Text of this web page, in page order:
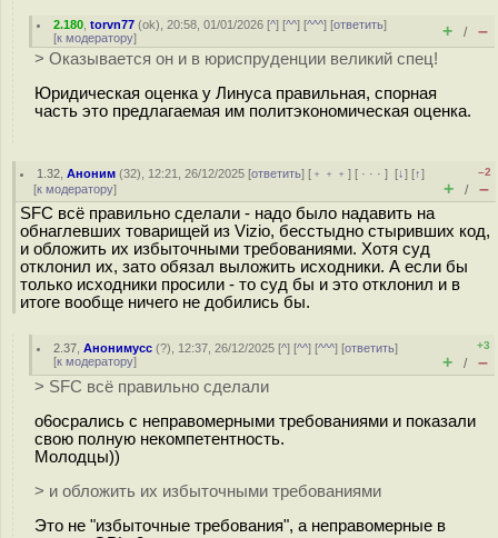
2.180 ,torvn77 (ok), 20:58, 01/01/2026 [^] [^^] [^^^] [ответить]
[к модератору] + / –
> Оказывается он и в юриспруденции великий спец!
Юридическая оценка у Линуса правильная, спорная
часть это предлагаемая им политэкономическая оценка.
1.32 ,Аноним (32), 12:21, 26/12/2025 [ответить] [ ﹢﹢﹢] [ · · ·][↓] [↑]
[к модератору]
–2
+ / –
SFC всё правильно сделали - надо было надавить на
обнаглевших товарищей из Vizio, бесстыдно стыривших код,
и обложить их избыточными требованиями. Хотя суд
отклонил их, зато обязал выложить исходники. А если бы
только исходники просили - то суд бы и это отклонил и в
итоге вообще ничего не добились бы.
2.37 ,Анонимусс (?), 12:37, 26/12/2025 [^] [^^] [^^^] [ответить]
[к модератору]
+3
+ / –
> SFC всё правильно сделали
о6оcpaлись с неправомерными требованиями и показали
свою полную некомпетентность.
Молодцы))
> и обложить их избыточными требованиями
Это не "избыточные требования", а неправомерные в